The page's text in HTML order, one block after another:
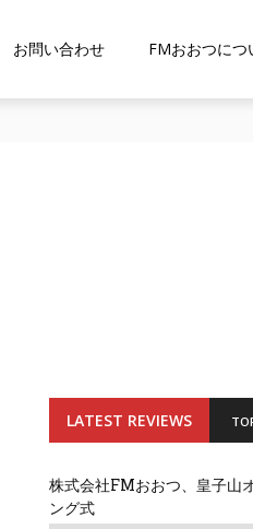
お問い合わせ FMおおつにつ
LATEST REVIEWS
株式会社FMおおつ、皇子山
ング式